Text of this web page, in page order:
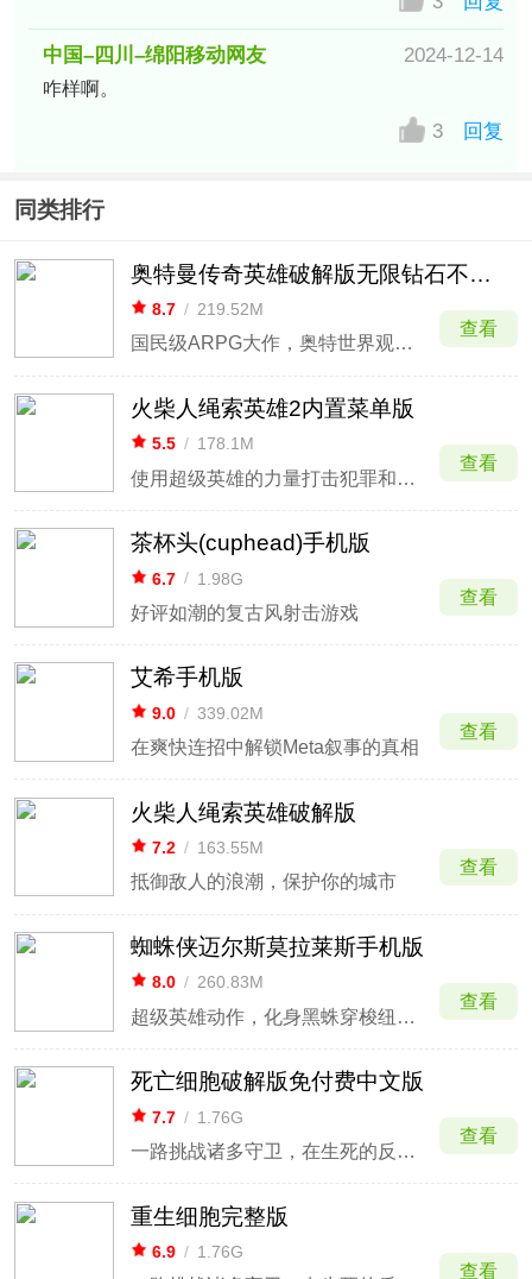
中国–四川–绵阳移动网友 2024-12-14
咋样啊。
3 回复
同类排行
奥特曼传奇英雄破解版无限钻石不用登录
8.7 / 219.52M
国民级ARPG大作，奥特世界观完美还原
查看
火柴人绳索英雄2内置菜单版
5.5 / 178.1M
使用超级英雄的力量打击犯罪和邪恶
查看
茶杯头(cuphead)手机版
6.7 / 1.98G
好评如潮的复古风射击游戏
查看
艾希手机版
9.0 / 339.02M
在爽快连招中解锁Meta叙事的真相
查看
火柴人绳索英雄破解版
7.2 / 163.55M
抵御敌人的浪潮，保护你的城市
查看
蜘蛛侠迈尔斯莫拉莱斯手机版
8.0 / 260.83M
超级英雄动作，化身黑蛛穿梭纽约高楼。
查看
死亡细胞破解版免付费中文版
7.7 / 1.76G
一路挑战诸多守卫，在生死的反复轮回中探索
查看
重生细胞完整版
6.9 / 1.76G
查看